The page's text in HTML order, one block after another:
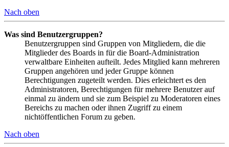
Nach oben
Was sind Benutzergruppen?
Benutzergruppen sind Gruppen von Mitgliedern, die die
Mitglieder des Boards in für die Board-Administration
verwaltbare Einheiten aufteilt. Jedes Mitglied kann mehreren
Gruppen angehören und jeder Gruppe können
Berechtigungen zugeteilt werden. Dies erleichtert es den
Administratoren, Berechtigungen für mehrere Benutzer auf
einmal zu ändern und sie zum Beispiel zu Moderatoren eines
Bereichs zu machen oder ihnen Zugriff zu einem
nichtöffentlichen Forum zu geben.
Nach oben